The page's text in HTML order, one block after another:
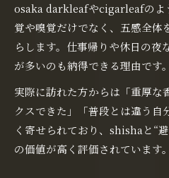
osaka darkleafやcigarleafのよ
覚や嗅覚だけでなく、五感全体
らします。仕事帰りや休日の夜
が多いのも納得できる理由です。
実際に訪れた方からは「重厚な
クスできた」「普段とは違う自
く寄せられており、shishaと“
の価値が高く評価されています。